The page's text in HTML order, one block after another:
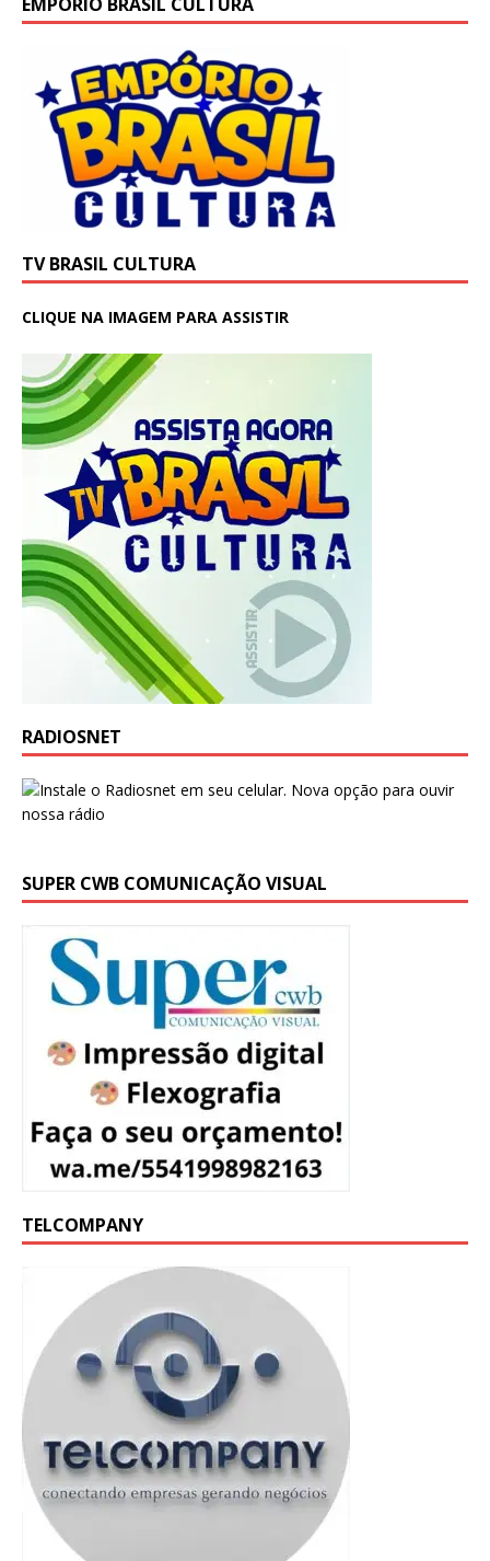
TV BRASIL CULTURA
CLIQUE NA IMAGEM PARA ASSISTIR
RADIOSNET
SUPER CWB COMUNICAÇÃO VISUAL
TELCOMPANY